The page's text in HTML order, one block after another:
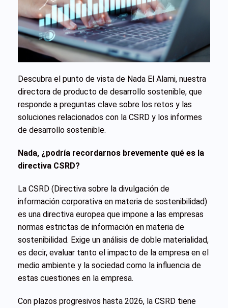
Descubra el punto de vista de Nada El Alami, nuestra
directora de producto de desarrollo sostenible, que
responde a preguntas clave sobre los retos y las
soluciones relacionados con la CSRD y los informes
de desarrollo sostenible.
Nada, ¿podría recordarnos brevemente qué es la
directiva CSRD?
La CSRD (Directiva sobre la divulgación de
información corporativa en materia de sostenibilidad)
es una directiva europea que impone a las empresas
normas estrictas de información en materia de
sostenibilidad. Exige un análisis de doble materialidad,
es decir, evaluar tanto el impacto de la empresa en el
medio ambiente y la sociedad como la influencia de
estas cuestiones en la empresa.
Con plazos progresivos hasta 2026, la CSRD tiene